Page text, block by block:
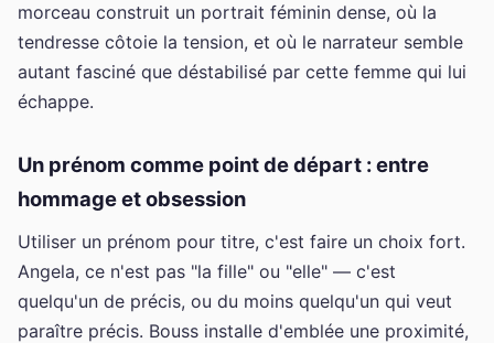
morceau construit un portrait féminin dense, où la
tendresse côtoie la tension, et où le narrateur semble
autant fasciné que déstabilisé par cette femme qui lui
échappe.
Un prénom comme point de départ : entre
hommage et obsession
Utiliser un prénom pour titre, c'est faire un choix fort.
Angela, ce n'est pas "la fille" ou "elle" — c'est
quelqu'un de précis, ou du moins quelqu'un qui veut
paraître précis. Bouss installe d'emblée une proximité,